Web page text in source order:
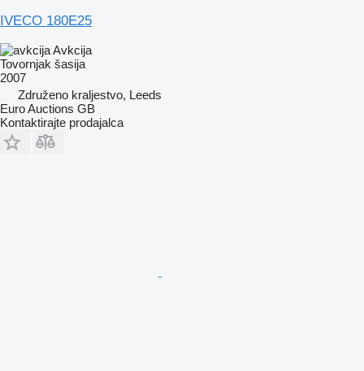
IVECO 180E25
Avkcija
Tovornjak šasija
2007
Združeno kraljestvo, Leeds
Euro Auctions GB
Kontaktirajte prodajalca